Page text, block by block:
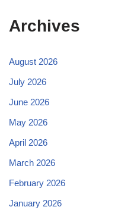
Archives
August 2026
July 2026
June 2026
May 2026
April 2026
March 2026
February 2026
January 2026